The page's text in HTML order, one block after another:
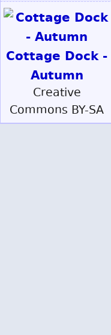
Cottage Dock -
Autumn
Creative
Commons BY-SA